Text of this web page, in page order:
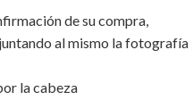
de su compra,
al mismo la fotografía
la cabeza